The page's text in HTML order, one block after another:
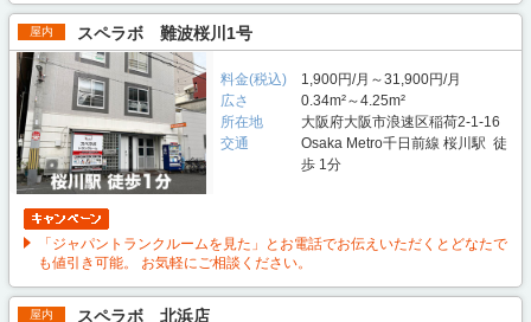
屋内 スペラボ 難波桜川1号
料金(税込)
1,900円/月～31,900円/月
広さ
0.34m²～4.25m²
所在地
大阪府大阪市浪速区稲荷2-1-16
交通
Osaka Metro千日前線 桜川駅 徒
歩 1分
「ジャパントランクルームを見た」とお電話でお伝えいただくとどなたで
も値引き可能。 お気軽にご相談ください。
屋内 スペラボ 北浜店